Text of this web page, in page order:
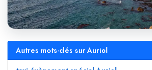
Autres mots-clés sur Auriol